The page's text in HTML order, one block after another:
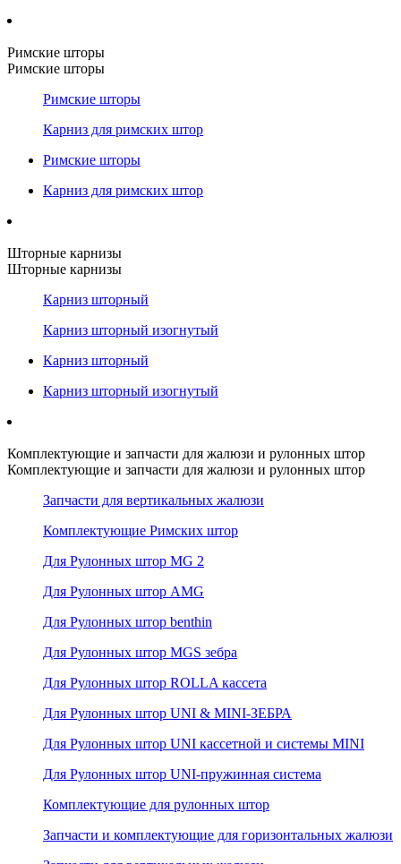
Римские шторы
Римские шторы
Римские шторы
Карниз для римских штор
Римские шторы
Карниз для римских штор
Шторные карнизы
Шторные карнизы
Карниз шторный
Карниз шторный изогнутый
Карниз шторный
Карниз шторный изогнутый
Комплектующие и запчасти для жалюзи и рулонных штор
Комплектующие и запчасти для жалюзи и рулонных штор
Запчасти для вертикальных жалюзи
Комплектующие Римских штор
Для Рулонных штор MG 2
Для Рулонных штор AMG
Для Рулонных штор benthin
Для Рулонных штор MGS зебра
Для Рулонных штор ROLLA кассета
Для Рулонных штор UNI & MINI-ЗЕБРА
Для Рулонных штор UNI кассетной и системы MINI
Для Рулонных штор UNI-пружинная система
Комплектующие для рулонных штор
Запчасти и комплектующие для горизонтальных жалюзи